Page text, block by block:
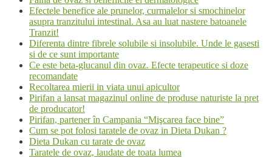
Efectele benefice ale prunelor, curmalelor si smochinelor
asupra tranzitului intestinal. Asa au luat nastere batoanele
Tranzit!
Diferenta dintre fibrele solubile si insolubile. Unde le gasesti
si de ce sunt importante
Ce este beta-glucanul din ovaz. Efecte terapeutice si doze
recomandate
Recoltarea mierii in viata unui apicultor
Pirifan a lansat magazinul online de produse naturiste la pret
de producator!
Pirifan, partener în Campania “Mişcarea face bine”
Cum se pot folosi taratele de ovaz in Dieta Dukan ?
Dieta Dukan cu tarate de ovaz
Taratele de ovaz, laudate de toata lumea